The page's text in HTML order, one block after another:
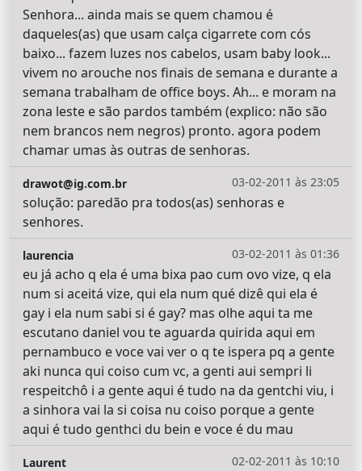
Senhora... ainda mais se quem chamou é
daqueles(as) que usam calça cigarrete com cós
baixo... fazem luzes nos cabelos, usam baby look...
vivem no arouche nos finais de semana e durante a
semana trabalham de office boys. Ah... e moram na
zona leste e são pardos também (explico: não são
nem brancos nem negros) pronto. agora podem
chamar umas às outras de senhoras.
03-02-2011 às 23:05
drawot@ig.com.br
solução: paredão pra todos(as) senhoras e
senhores.
03-02-2011 às 01:36
laurencia
eu já acho q ela é uma bixa pao cum ovo vize, q ela
num si aceitá vize, qui ela num qué dizê qui ela é
gay i ela num sabi si é gay? mas olhe aqui ta me
escutano daniel vou te aguarda quirida aqui em
pernambuco e voce vai ver o q te ispera pq a gente
aki nunca qui coiso cum vc, a genti aui sempri li
respeitchô i a gente aqui é tudo na da gentchi viu, i
a sinhora vai la si coisa nu coiso porque a gente
aqui é tudo genthci du bein e voce é du mau
02-02-2011 às 10:10
Laurent